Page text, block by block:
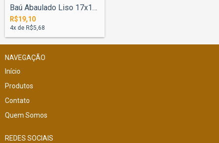
Baú Abaulado Liso 17x17x25cm com Fecho
R$19,10
4x de R$5,68
NAVEGAÇÃO
Início
Produtos
Contato
Quem Somos
REDES SOCIAIS